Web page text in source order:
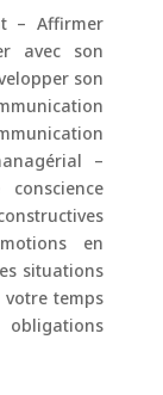
– Affirmer
avec son
son
–
en
situations
temps